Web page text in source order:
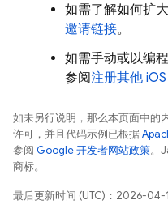
如需了解如何扩
邀请链接。
如需手动或以编
参阅注册其他
如未另行说明，那么本页面中的
许可，并且代码示例已根据
参阅 Google 开发者网站政策。
商标。
最后更新时间 (UTC)：2026-04-